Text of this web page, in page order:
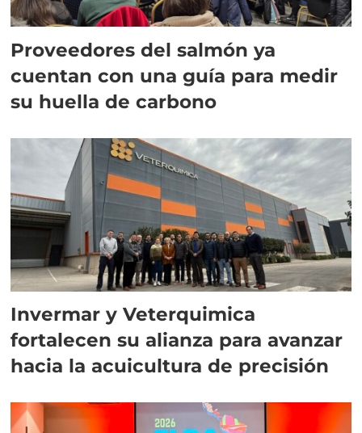
Proveedores del salmón ya
cuentan con una guía para medir
su huella de carbono
Invermar y Veterquimica
fortalecen su alianza para avanzar
hacia la acuicultura de precisión